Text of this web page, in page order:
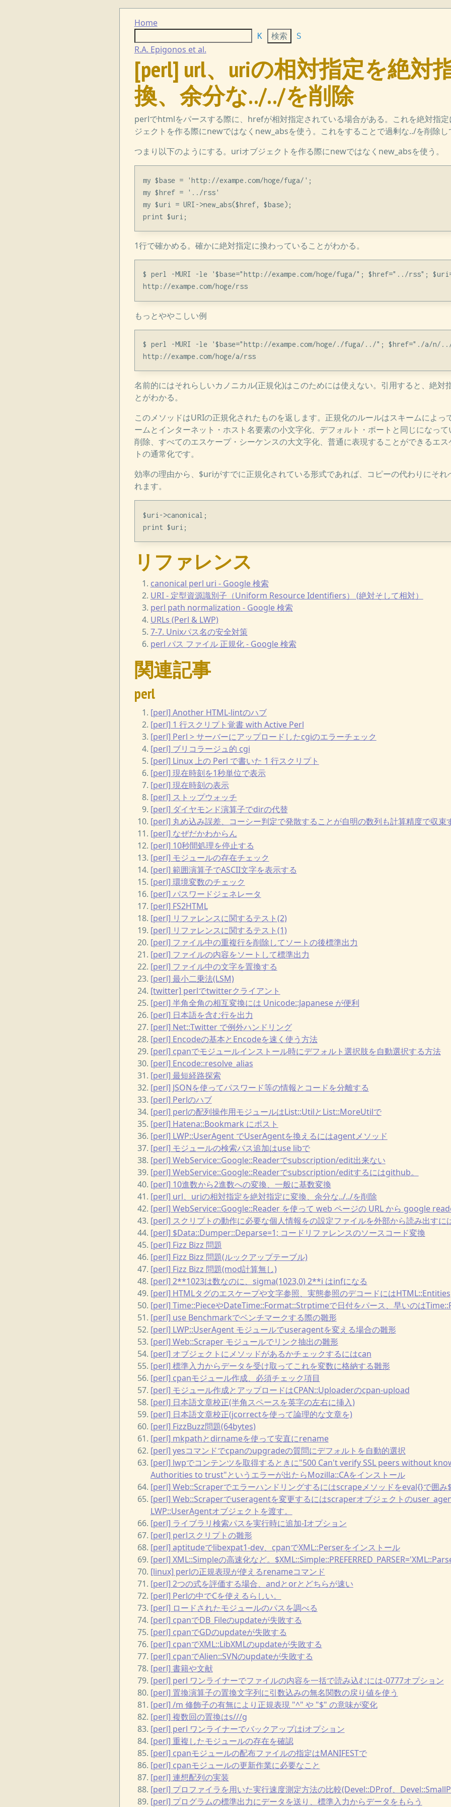
Home
K S
R.A. Epigonos et al.
[perl] url、uriの相対指定を絶対
換、余分な../../を削除
perlでhtmlをパースする際に、hrefが相対指定されている場合がある。これを絶対指
ジェクトを作る際にnewではなくnew_absを使う。これをすることで過剰な../を削除し
つまり以下のようにする。uriオブジェクトを作る際にnewではなくnew_absを使う。
my $base = 'http://exampe.com/hoge/fuga/';
my $href = '../rss'
my $uri = URI->new_abs($href, $base);
1行で確かめる。確かに絶対指定に換わっていることがわかる。
$ perl -MURI -le '$base="http://exampe.com/hoge/fuga/"; $href="../rss";
もっとややこしい例
$ perl -MURI -le '$base="http://exampe.com/hoge/./fuga/../"; $href="./a/n/
名前的にはそれらしいカノニカル(正規化)はこのためには使えない。引用すると、絶対
とがわかる。
このメソッドはURIの正規化されたものを返します。正規化のルールはスキームによっ
ームとインターネット・ホスト名要素の小文字化、デフォルト・ポートと同じになっ
削除、すべてのエスケープ・シーケンスの大文字化、普通に表現することができるエ
トの通常化です。
効率の理由から、$uriがすでに正規化されている形式であれば、コピーの代わりにそれ
れます。
$uri->canonical;
リファレンス
canonical perl uri - Google 検索
URI - 定型資源識別子（Uniform Resource Identifiers） (絶対そして相対）
perl path normalization - Google 検索
URLs (Perl & LWP)
7-7. Unixパス名の安全対策
perl パス ファイル 正規化 - Google 検索
関連記事
perl
[perl] Another HTML-lintのハブ
[perl] 1 行スクリプト覚書 with Active Perl
[perl] Perl > サーバーにアップロードしたcgiのエラーチェック
[perl] ブリコラージュ的 cgi
[perl] Linux 上の Perl で書いた 1 行スクリプト
[perl] 現在時刻を1秒単位で表示
[perl] 現在時刻の表示
[perl] ストップウォッチ
[perl] ダイヤモンド演算子でdirの代替
[perl] 丸め込み誤差、コーシー判定で発散することが自明の数列も計算精度で収束
[perl] なぜだかわからん
[perl] 10秒間処理を停止する
[perl] モジュールの存在チェック
[perl] 範囲演算子でASCII文字を表示する
[perl] 環境変数のチェック
[perl] パスワードジェネレータ
[perl] FS2HTML
[perl] リファレンスに関するテスト(2)
[perl] リファレンスに関するテスト(1)
[perl] ファイル中の重複行を削除してソートの後標準出力
[perl] ファイルの内容をソートして標準出力
[perl] ファイル中の文字を置換する
[perl] 最小二乗法(LSM)
[twitter] perlでtwitterクライアント
[perl] 半角全角の相互変換には Unicode::Japanese が便利
[perl] 日本語を含む行を出力
[perl] Net::Twitter で例外ハンドリング
[perl] Encodeの基本とEncodeを速く使う方法
[perl] cpanでモジュールインストール時にデフォルト選択肢を自動選択する方法
[perl] Encode::resolve_alias
[perl] 最短経路探索
[perl] JSONを使ってパスワード等の情報とコードを分離する
[perl] Perlのハブ
[perl] perlの配列操作用モジュールはList::UtilとList::MoreUtilで
[perl] Hatena::Bookmark にポスト
[perl] LWP::UserAgent でUserAgentを換えるにはagentメソッド
[perl] モジュールの検索パス追加はuse libで
[perl] WebService::Google::Readerでsubscription/edit出来ない
[perl] WebService::Google::Readerでsubscription/editするにはgithub。
[perl] 10進数から2進数への変換、一般に基数変換
[perl] url、uriの相対指定を絶対指定に変換、余分な../../を削除
[perl] WebService::Google::Reader を使って web ページの URL から google
[perl] スクリプトの動作に必要な個人情報をの設定ファイルを外部から読み出すに
[perl] $Data::Dumper::Deparse=1; コードリファレンスのソースコード変換
[perl] Fizz Bizz 問題
[perl] Fizz Bizz 問題(ルックアップテーブル)
[perl] Fizz Bizz 問題(mod計算無し)
[perl] 2**1023は数なのに、sigma(1023,0) 2**i はinfになる
[perl] HTMLタグのエスケープや文字参照、実態参照のデコードにはHTML::Entities
[perl] Time::PieceやDateTime::Format::Strptimeで日付をパース、早いのは
[perl] use Benchmarkでベンチマークする際の雛形
[perl] LWP::UserAgent モジュールでuseragentを変える場合の雛形
[perl] Web::Scraper モジュールでリンク抽出の雛形
[perl] オブジェクトにメソッドがあるかチェックするにはcan
[perl] 標準入力からデータを受け取ってこれを変数に格納する雛形
[perl] cpanモジュール作成、必須チェック項目
[perl] モジュール作成とアップロードはCPAN::Uploaderのcpan-upload
[perl] 日本語文章校正(半角スペースを英字の左右に挿入)
[perl] 日本語文章校正(jcorrectを使って論理的な文章を)
[perl] FizzBuzz問題(64bytes)
[perl] mkpathとdirnameを使って安直にrename
[perl] yesコマンドでcpanのupgradeの質問にデフォルトを自動的選択
[perl] lwpでコンテンツを取得するときに"500 Can't verify SSL peers without
Authorities to trust"というエラーが出たらMozilla::CAをインストール
[perl] Web::Scraperでエラーハンドリングするにはscrapeメソッドをeval{}で囲み
[perl] Web::Scraperでuseragentを変更するにはscraperオブジェクトの
LWP::UserAgentオブジェクトを渡す。
[perl] ライブラリ検索パスを実行時に追加-Iオプション
[perl] perlスクリプトの雛形
[perl] aptitudeでlibexpat1-dev、cpanでXML::Perserをインストール
[perl] XML::Simpleの高速化など。
[linux] perlの正規表現が使えるrenameコマンド
[perl] 2つの式を評価する場合、andとorとどちらが速い
[perl] Perlの中でCを使えるらしい。
[perl] ロードされたモジュールのパスを調べる
[perl] cpanでDB_Fileのupdateが失敗する
[perl] cpanでGDのupdateが失敗する
[perl] cpanでXML::LibXMLのupdateが失敗する
[perl] cpanでAlien::SVNのupdateが失敗する
[perl] 書籍や文献
[perl] perl ワンライナーでファイルの内容を一括で読み込むには-0777オプション
[perl] 置換演算子の置換文字列に引数込みの無名関数の戻り値を使う
[perl] /m 修飾子の有無により正規表現 "^" や "$" の意味が変化
[perl] 複数回の置換はs///g
[perl] perl ワンライナーでバックアップはiオプション
[perl] 重複したモジュールの存在を確認
[perl] cpanモジュールの配布ファイルの指定はMANIFESTで
[perl] cpanモジュールの更新作業に必要なこと
[perl] 連想配列の実装
[perl] プロファイラを用いた実行速度測定方法の比較(Devel::DProf、
[perl] プログラムの標準出力にデータを送り、標準入力からデータをもらう